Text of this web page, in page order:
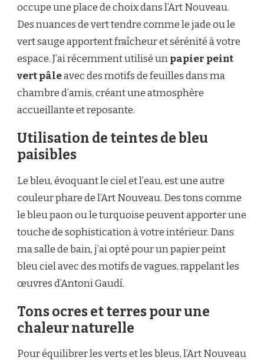
occupe une place de choix dans l’Art Nouveau.
Des nuances de vert tendre comme le jade ou le
vert sauge apportent fraîcheur et sérénité à votre
espace. J’ai récemment utilisé unpapier peint
vert pâleavec des motifs de feuilles dans ma
chambre d’amis, créant une atmosphère
accueillante et reposante.
Utilisation de teintes de bleu
paisibles
Le bleu, évoquant le ciel et l’eau, est une autre
couleur phare de l’Art Nouveau. Des tons comme
le bleu paon ou le turquoise peuvent apporter une
touche de sophistication à votre intérieur. Dans
ma salle de bain, j’ai opté pour un papier peint
bleu ciel avec des motifs de vagues, rappelant les
œuvres d’Antoni Gaudí.
Tons ocres et terres pour une
chaleur naturelle
Pour équilibrer les verts et les bleus, l’Art Nouveau